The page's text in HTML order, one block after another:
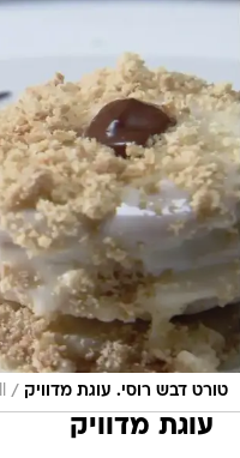
טורט דבש רוסי. עוגת מדוויק /
עוגת מדוויק